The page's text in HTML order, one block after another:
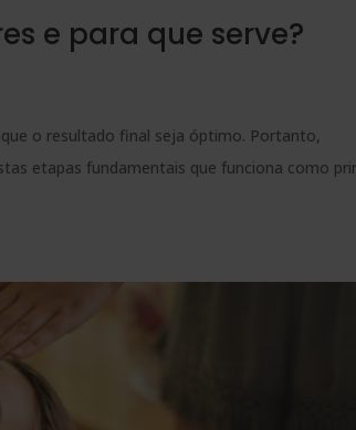
e para que serve?
o resultado final seja óptimo. Portanto,
etapas fundamentais que funciona como